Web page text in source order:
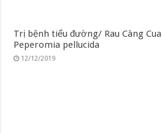
Trị bệnh tiểu đường/ Rau Càng
Peperomia pellucida
12/12/2019